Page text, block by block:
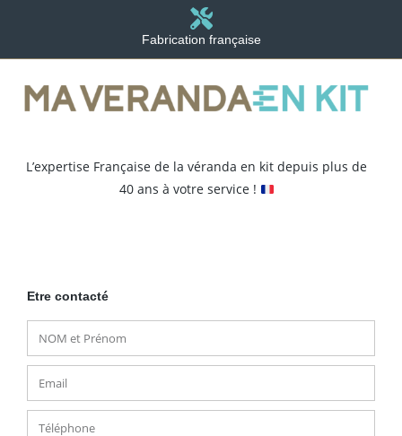
Fabrication française
L’expertise Française de la véranda en kit depuis plus de
40 ans à votre service !
Etre contacté